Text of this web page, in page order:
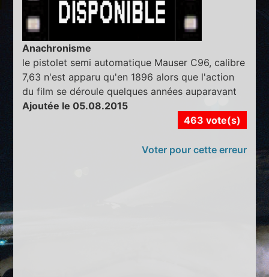
Anachronisme
le pistolet semi automatique Mauser C96, calibre
7,63 n'est apparu qu'en 1896 alors que l'action
du film se déroule quelques années auparavant
Ajoutée le 05.08.2015
463 vote(s)
Voter pour cette erreur